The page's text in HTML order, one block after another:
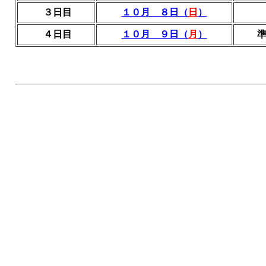
３日目 １０月 ８日（ 日 ）
４日目 １０月 ９日（ 月 ）